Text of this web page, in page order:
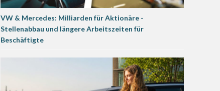
VW & Mercedes: Milliarden für Aktionäre -
Stellenabbau und längere Arbeitszeiten für
Beschäftigte